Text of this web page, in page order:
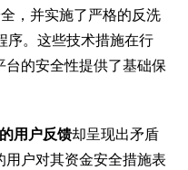
，并实施了严格的反洗
序。这些技术措施在行
的安全性提供了基础保
用户反馈却呈现出矛盾
户对其资金安全措施表